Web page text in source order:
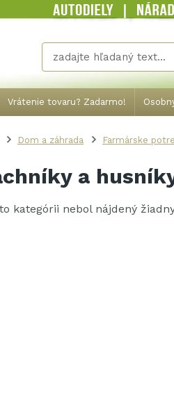
Vrátenie tovaru? Zadarmo!
Dom a záhrada Farmárske
a
kategórii nebol nájdený